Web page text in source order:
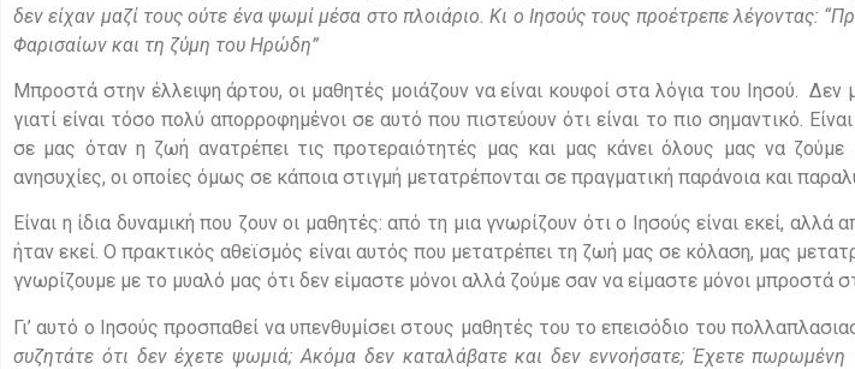
δεν είχαν μαζί τους ούτε ένα ψωμί μέσα στο πλοιάριο. Κι ο Ιησούς τους προέτρεπε λέγοντας:
Φαρισαίων και τη ζύμη του Ηρώδη”
Μπροστά στην έλλειψη άρτου, οι μαθητές μοιάζουν να είναι κουφοί στα λόγια του Ιησού. Δεν
γιατί είναι τόσο πολύ απορροφημένοι σε αυτό που πιστεύουν ότι είναι το πιο σημαντικό.
σε μας όταν η ζωή ανατρέπει τις προτεραιότητές μας και μας κάνει όλους μας να
ανησυχίες, οι οποίες όμως σε κάποια στιγμή μετατρέπονται σε πραγματική παράνοια και
Είναι η ίδια δυναμική που ζουν οι μαθητές: από τη μια γνωρίζουν ότι ο Ιησούς είναι εκεί,
ήταν εκεί. Ο πρακτικός αθεϊσμός είναι αυτός που μετατρέπει τη ζωή μας σε κόλαση, μας
γνωρίζουμε με το μυαλό μας ότι δεν είμαστε μόνοι αλλά ζούμε σαν να είμαστε μόνοι μπροστά
Γι’ αυτό ο Ιησούς προσπαθεί να υπενθυμίσει στους μαθητές του το επεισόδιο του
συζητάτε ότι δεν έχετε ψωμιά; Ακόμα δεν καταλάβατε και δεν εννοήσατε; Έχετε